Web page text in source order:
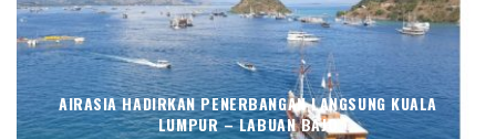
AIRASIA HADIRKAN PENERBANGAN LANGSUNG KUALA
LUMPUR – LABUAN BAJO